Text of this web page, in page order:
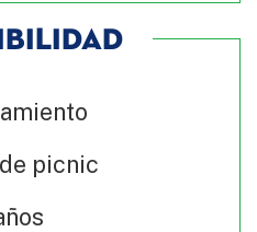
picnic